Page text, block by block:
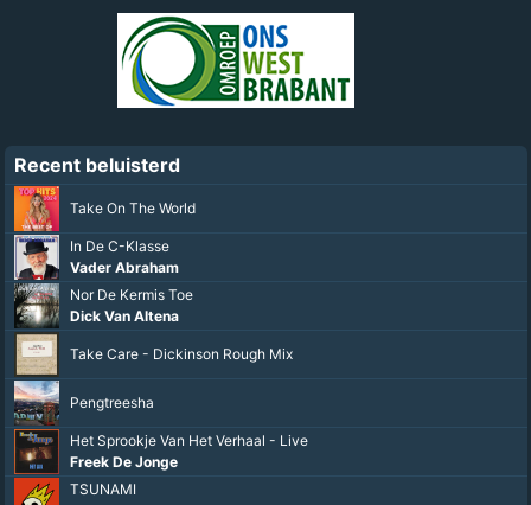
Recent beluisterd
Take On The World
In De C-Klasse
Vader Abraham
Nor De Kermis Toe
Dick Van Altena
Take Care - Dickinson Rough Mix
Pengtreesha
Het Sprookje Van Het Verhaal - Live
Freek De Jonge
TSUNAMI